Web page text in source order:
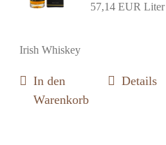
57,14 EUR Liter
Irish Whiskey
In den
Warenkorb
Details